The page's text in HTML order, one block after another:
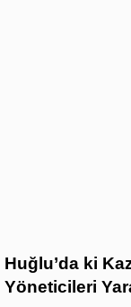
Huğlu’da ki
Yöneticileri